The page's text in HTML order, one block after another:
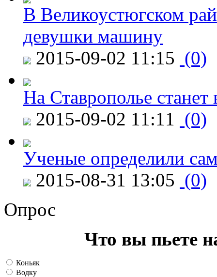
В Великоустюгском
девушки машину
2015-09-02 11:15 (0)
На Ставрополье
2015-09-02 11:11 (0)
Ученые определили
2015-08-31 13:05 (0)
Опрос
Что вы пьете
Коньяк
Водку